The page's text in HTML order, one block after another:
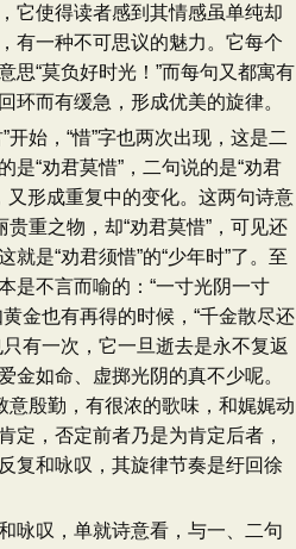
它使得读者感到其情感虽单纯却
有一种不可思议的魅力。它每个
思“莫负好时光！”而每句又都寓有
环而有缓急，形成优美的旋律。
开始，“惜”字也两次出现，这是二
是“劝君莫惜”，二句说的是“劝君
又形成重复中的变化。这两句诗意
贵重之物，却“劝君莫惜”，可见还
是“劝君须惜”的“少年时”了。至
是不言而喻的：“一寸光阴一寸
金也有再得的时候，“千金散尽还
有一次，它一旦逝去是永不复返
金如命、虚掷光阴的真不少呢。
意殷勤，有很浓的歌味，和娓娓动
定，否定前者乃是为肯定后者，
复和咏叹，其旋律节奏是纡回徐
咏叹，单就诗意看，与一、二句